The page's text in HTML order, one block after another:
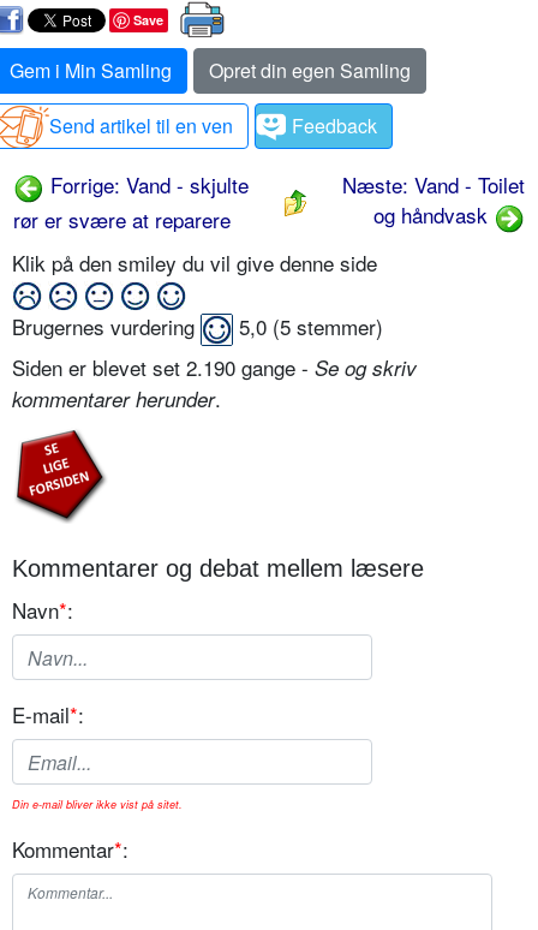
Save
Gem i Min Samling
Opret din egen Samling
Send artikel til en ven
Feedback
Forrige: Vand - skjulte
rør er svære at reparere
Næste: Vand - Toilet
og håndvask
Klik på den smiley du vil give denne side
Brugernes vurdering 5,0 (5 stemmer)
Siden er blevet set 2.190 gange - Se og skriv
kommentarer herunder.
Kommentarer og debat mellem læsere
Navn*:
E-mail*:
Din e-mail bliver ikke vist på sitet.
Kommentar*: